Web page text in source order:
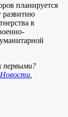
планируется
развитию
в
первыми?